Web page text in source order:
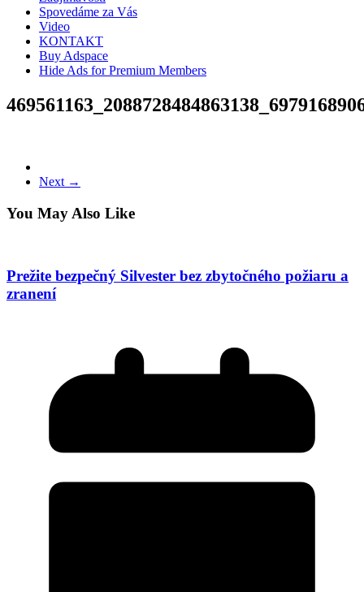
Spovedáme za Vás
Video
KONTAKT
Buy Adspace
Hide Ads for Premium Members
Next →
You May Also Like
Prežite bezpečný Silvester bez zbytočného požiaru a
zranení